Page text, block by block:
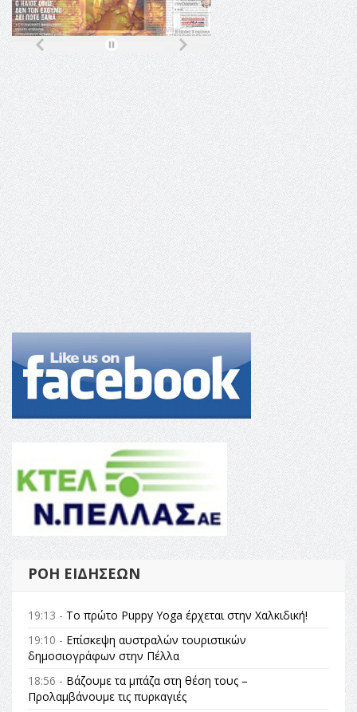
ΡΟΉ ΕΙΔΉΣΕΩΝ
19:13 - Το πρώτο Puppy Yoga έρχεται στην Χαλκιδική!
19:10 - Επίσκεψη αυστραλών τουριστικών
δημοσιογράφων στην Πέλλα
18:56 - Βάζουμε τα μπάζα στη θέση τους –
Προλαμβάνουμε τις πυρκαγιές